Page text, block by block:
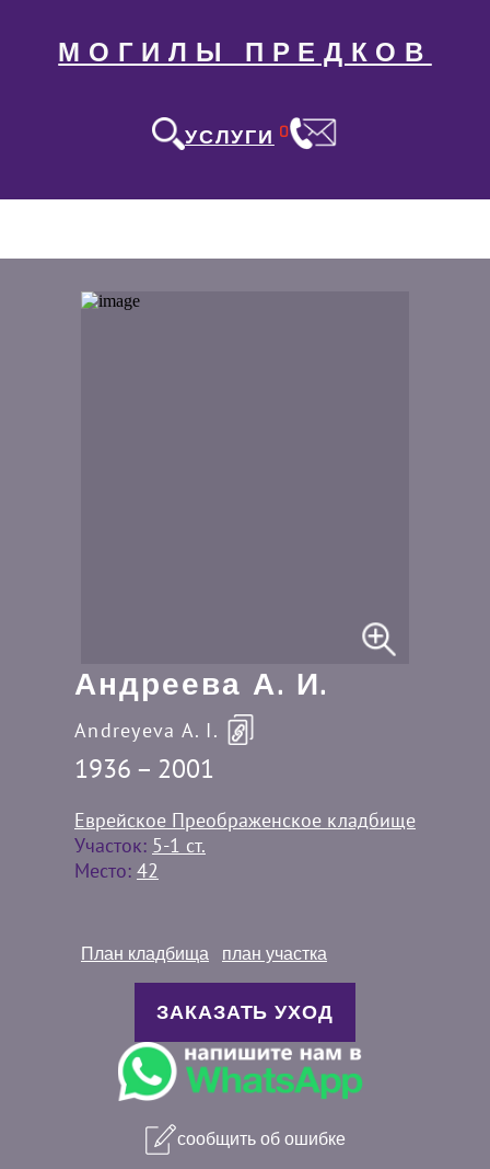
МОГИЛЫ ПРЕДКОВ
УСЛУГИ 0
Андреева А. И.
Andreyeva A. I.
1936 – 2001
Еврейское Преображенское кладбище
Участок: 5-1 ст.
Место: 42
План кладбища план участка
ЗАКАЗАТЬ УХОД
сообщить об ошибке